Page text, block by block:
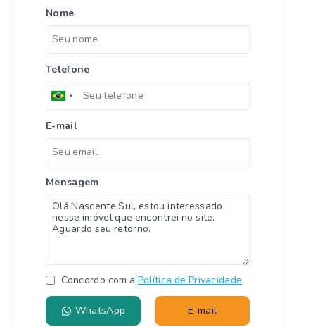
Nome
Telefone
E-mail
Mensagem
Concordo com a Política de Privacidade
WhatsApp E-mail